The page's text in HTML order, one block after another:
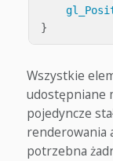
}
Wszystkie
udostępniane
pojedyncze
renderowania
potrzebna